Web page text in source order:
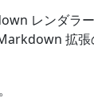
レンダラ
拡張